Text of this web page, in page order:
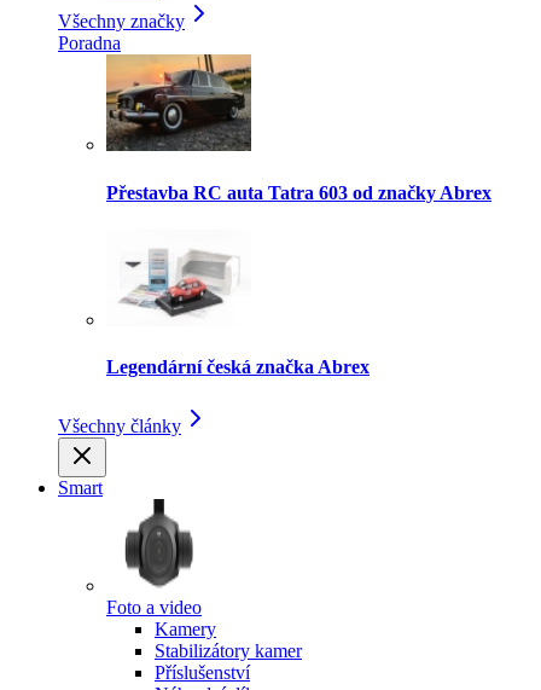
Všechny značky
Poradna
Přestavba RC auta Tatra 603 od značky Abrex
Legendární česká značka Abrex
Všechny články
Smart
Foto a video
Kamery
Stabilizátory kamer
Příslušenství